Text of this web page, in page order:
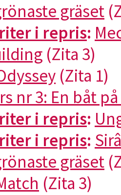
gräset
i repris:
(Zita 3)
(Zita 1)
nr 3: En båt
i repris:
i repris:
gräset
(Zita 3)